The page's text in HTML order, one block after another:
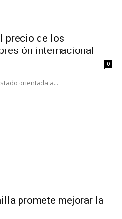
precio de los
internacional
0
orientada a...
promete mejorar la